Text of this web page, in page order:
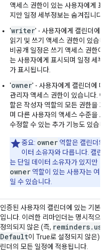
액세스 권한이 있는 사용자에게 표
지만 일정 세부정보는 숨겨집니다.
'writer' - 사용자에게 캘린더에
읽기 및 쓰기 액세스 권한이 있습니
비공개 일정은 쓰기 액세스 권한이
는 사용자에게 표시되며 일정 세부
가 표시됩니다.
'owner' - 사용자에게 캘린더에 대
관리자 액세스 권한이 있습니다. 이
할은 작성자 역할의 모든 권한을 가
며 다른 사용자의 액세스 수준을 보
수정할 수 있는 추가 기능도 있습니
중요: owner 역할은 캘린더의
이터 소유자와 다릅니다. 캘린
는 단일 데이터 소유자가 있지만
owner 역할이 있는 사용자는 여러
일 수 있습니다.
인증된 사용자의 캘린더에 있는 기본
입니다. 이러한 리마인더는 명시적으
정의되지 않은 (즉, reminders. use
Default이 True로 설정되지 않은)
린더의 모든 일정에 적용됩니다.